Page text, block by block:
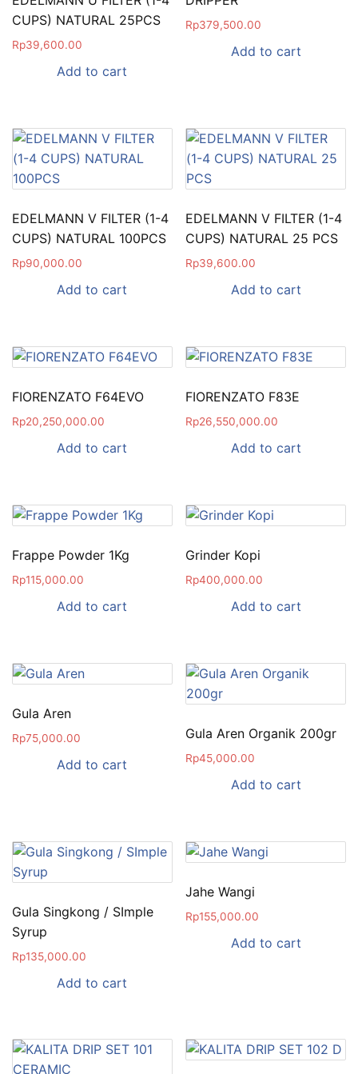
CUPS) NATURAL 25PCS
Rp39,600.00
Add to cart
Rp379,500.00
Add to cart
EDELMANN V FILTER (1-4
CUPS) NATURAL 100PCS
Rp90,000.00
Add to cart
EDELMANN V FILTER (1-4
CUPS) NATURAL 25 PCS
Rp39,600.00
Add to cart
FIORENZATO F64EVO
Rp20,250,000.00
Add to cart
FIORENZATO F83E
Rp26,550,000.00
Add to cart
Frappe Powder 1Kg
Rp115,000.00
Add to cart
Grinder Kopi
Rp400,000.00
Add to cart
Gula Aren
Rp75,000.00
Add to cart
Gula Aren Organik 200gr
Rp45,000.00
Add to cart
Gula Singkong / SImple
Syrup
Rp135,000.00
Add to cart
Jahe Wangi
Rp155,000.00
Add to cart